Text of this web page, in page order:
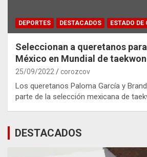
DEPORTES DESTACADOS ESTADO DE
Seleccionan a queretanos
México en Mundial de
25/09/2022 corozcov
Los queretanos Paloma García y
parte de la selección mexicana de
DESTACADOS